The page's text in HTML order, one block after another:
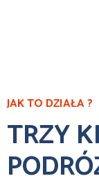
JAK TO DZIAŁA ?
TRZY